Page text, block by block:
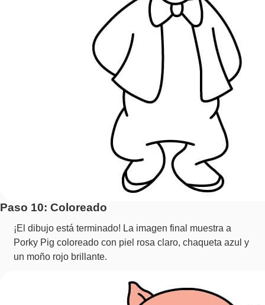
Paso 10: Coloreado
¡El dibujo está terminado! La imagen final muestra a
Porky Pig coloreado con piel rosa claro, chaqueta azul y
un moño rojo brillante.